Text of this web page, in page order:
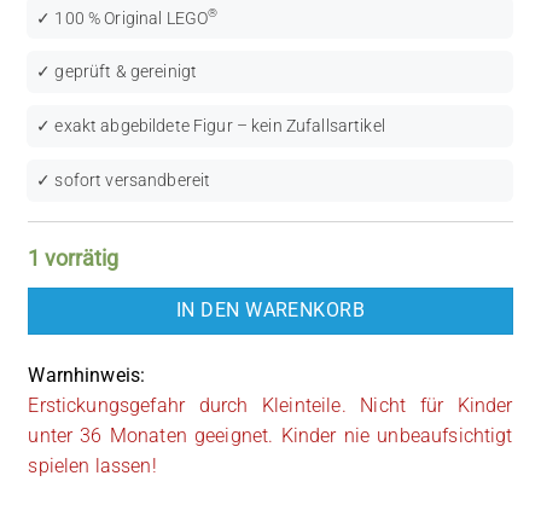
✓ 100 % Original LEGO®
✓ geprüft & gereinigt
✓ exakt abgebildete Figur – kein Zufallsartikel
✓ sofort versandbereit
1 vorrätig
IN DEN WARENKORB
Warnhinweis:
Erstickungsgefahr durch Kleinteile. Nicht für Kinder
unter 36 Monaten geeignet. Kinder nie unbeaufsichtigt
spielen lassen!